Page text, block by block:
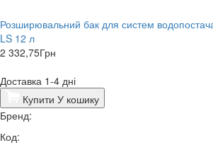
Розширювальний бак для систем
LS 12 л
2 332,75Грн
Доставка 1-4 дні
Купити У кошику
Бренд:
Код: